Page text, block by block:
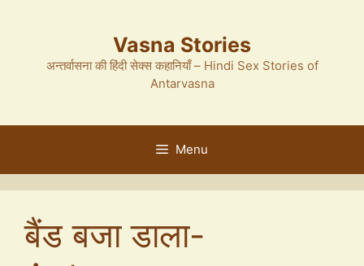
Vasna Stories
अन्तर्वासना की हिंदी सेक्स कहानियाँ – Hindi Sex Stories of
Antarvasna
Menu
बैंड बजा डाला-